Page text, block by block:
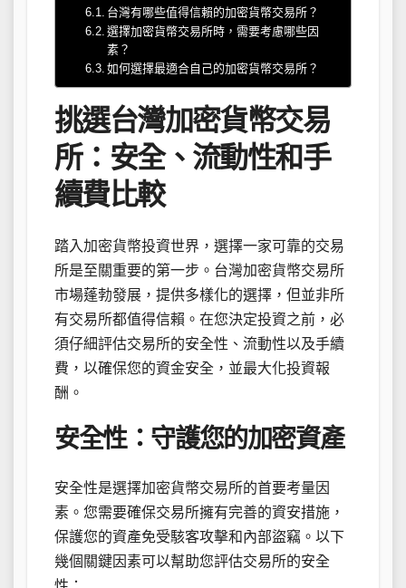
台灣有哪些值得信賴的加密貨幣交易所？
選擇加密貨幣交易所時，需要考慮哪些因
素？
如何選擇最適合自己的加密貨幣交易所？
挑選台灣加密貨幣交易
所：安全、流動性和手
續費比較
踏入加密貨幣投資世界，選擇一家可靠的交易
所是至關重要的第一步。台灣加密貨幣交易所
市場蓬勃發展，提供多樣化的選擇，但並非所
有交易所都值得信賴。在您決定投資之前，必
須仔細評估交易所的安全性、流動性以及手續
費，以確保您的資金安全，並最大化投資報
酬。
安全性：守護您的加密資產
安全性是選擇加密貨幣交易所的首要考量因
素。您需要確保交易所擁有完善的資安措施，
保護您的資產免受駭客攻擊和內部盜竊。以下
幾個關鍵因素可以幫助您評估交易所的安全